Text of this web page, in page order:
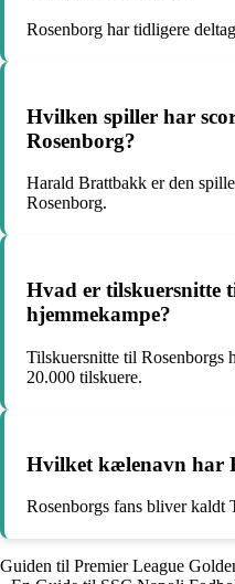
Rosenborg har tidligere
Hvilken spiller har
Rosenborg?
Harald Brattbakk er den
Rosenborg.
Hvad er tilskuersnitte
hjemmekampe?
Tilskuersnitte til Rosenborgs
20.000 tilskuere.
Hvilket kælenavn har
Rosenborgs fans bliver kaldt
Guiden til Premier League